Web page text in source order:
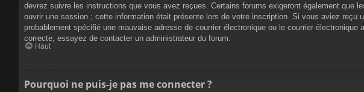
devrez suivre les instructions que vous avez reçues. Certains forums exigeront également
ouvrir une session ; cette information était présente lors de votre inscription. Si vous aviez
probablement spécifié une mauvaise adresse de courrier électronique ou le courrier
correcte, essayez de contacter un administrateur du forum.
Haut
Pourquoi ne puis-je pas me connecter ?